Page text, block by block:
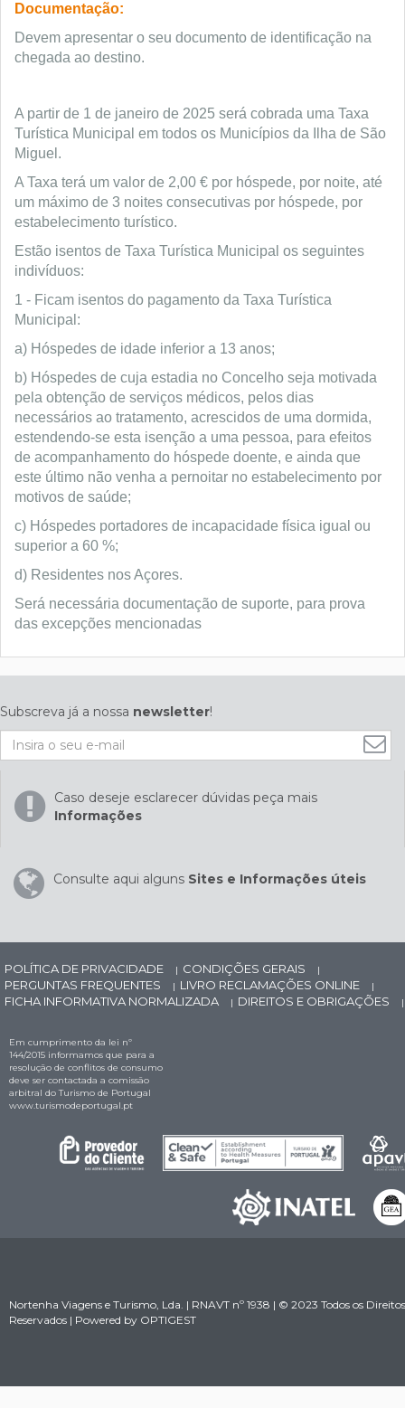
Documentação:
Devem apresentar o seu documento de identificação na
chegada ao destino.
A partir de 1 de janeiro de 2025 será cobrada uma Taxa
Turística Municipal em todos os Municípios da Ilha de São
Miguel.
A Taxa terá um valor de 2,00 € por hóspede, por noite, até
um máximo de 3 noites consecutivas por hóspede, por
estabelecimento turístico.
Estão isentos de Taxa Turística Municipal os seguintes
indivíduos:
1 - Ficam isentos do pagamento da Taxa Turística
Municipal:
a) Hóspedes de idade inferior a 13 anos;
b) Hóspedes de cuja estadia no Concelho seja motivada
pela obtenção de serviços médicos, pelos dias
necessários ao tratamento, acrescidos de uma dormida,
estendendo-se esta isenção a uma pessoa, para efeitos
de acompanhamento do hóspede doente, e ainda que
este último não venha a pernoitar no estabelecimento por
motivos de saúde;
c) Hóspedes portadores de incapacidade física igual ou
superior a 60 %;
d) Residentes nos Açores.
Será necessária documentação de suporte, para prova
das excepções mencionadas
Subscreva já a nossa newsletter!
Caso deseje esclarecer dúvidas peça mais
Informações
Consulte aqui alguns Sites e Informações úteis
POLÍTICA DE PRIVACIDADE | CONDIÇÕES GERAIS |
PERGUNTAS FREQUENTES | LIVRO RECLAMAÇÕES ONLINE |
FICHA INFORMATIVA NORMALIZADA | DIREITOS E OBRIGAÇÕES |
Em cumprimento da lei nº
144/2015 informamos que para a
resolução de conflitos de consumo
deve ser contactada a comissão
arbitral do Turismo de Portugal
www.turismodeportugal.pt
Nortenha Viagens e Turismo, Lda. | RNAVT nº 1938 | © 2023 Todos os Direitos
Reservados | Powered by OPTIGEST